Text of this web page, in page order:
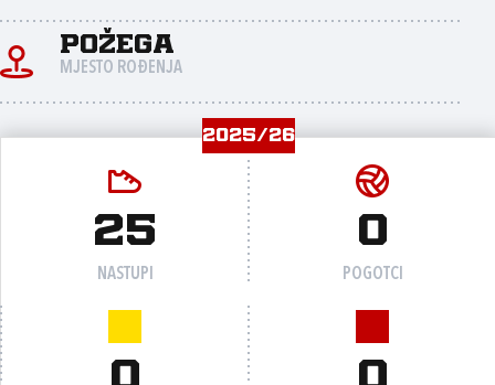
Požega
MJESTO ROĐENJA
2025/26
25
NASTUPI
0
POGOTCI